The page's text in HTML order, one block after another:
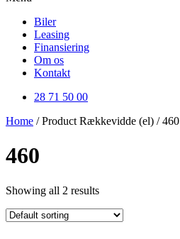
Biler
Leasing
Finansiering
Om os
Kontakt
28 71 50 00
Home / Product Rækkevidde (el) / 460
460
Showing all 2 results